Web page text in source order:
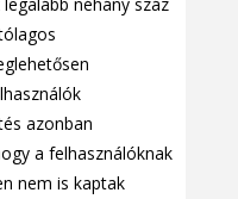
azonban
a felhasználóknak
nem is kaptak